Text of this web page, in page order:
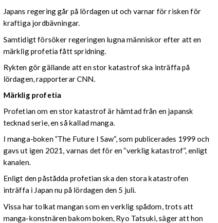
Japans regering går på lördagen ut och varnar för risken för
kraftiga jordbävningar.
Samtidigt försöker regeringen lugna människor efter att en
märklig profetia fått spridning.
Rykten gör gällande att en stor katastrof ska inträffa på
lördagen, rapporterar CNN.
Märklig profetia
Profetian om en stor katastrof är hämtad från en japansk
tecknad serie, en så kallad manga.
I manga-boken ”The Future I Saw”, som publicerades 1999 och
gavs ut igen 2021, varnas det för en ”verklig katastrof”, enligt
kanalen.
Enligt den påstådda profetian ska den stora katastrofen
inträffa i Japan nu på lördagen den 5 juli.
Vissa har tolkat mangan som en verklig spådom, trots att
manga-konstnären bakom boken, Ryo Tatsuki, säger att hon